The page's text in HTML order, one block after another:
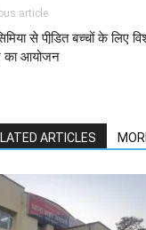
article
से पीडि़त बच्चों के लिए
का आयोजन
ARTICLES